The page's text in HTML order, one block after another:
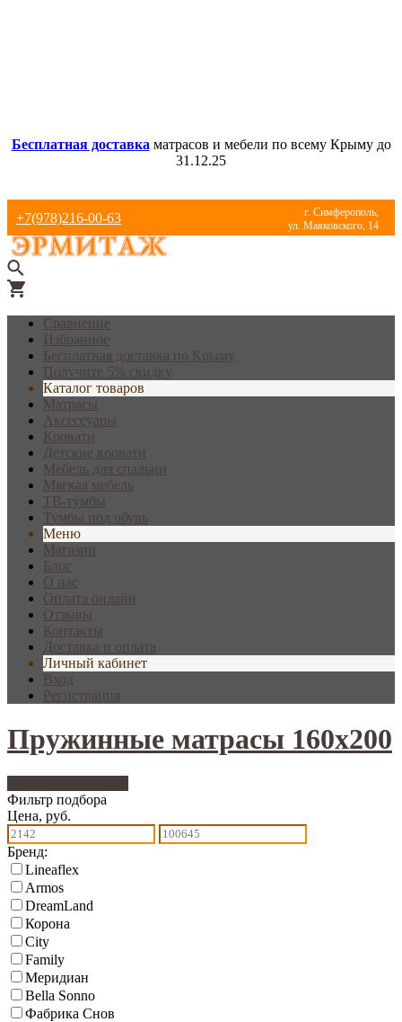
Бесплатная доставка матрасов и мебели по всему Крыму до
31.12.25
+7(978)216-00-63
г. Симферополь,
ул. Маяковского, 14
Сравнение
Избранное
Бесплатная доставка по Крыму
Получите 5% скидку
Каталог товаров
Матрасы
Аксессуары
Кровати
Детские кровати
Мебель для спальни
Мягкая мебель
ТВ-тумбы
Тумбы под обувь
Меню
Магазин
Блог
О нас
Оплата онлайн
Отзывы
Контакты
Доставка и оплата
Личный кабинет
Вход
Регистрация
Пружинные матрасы 160х200
Фильтр подбора
Цена, руб.
Бренд:
Lineaflex
Armos
DreamLand
Корона
City
Family
Меридиан
Bella Sonno
Фабрика Снов